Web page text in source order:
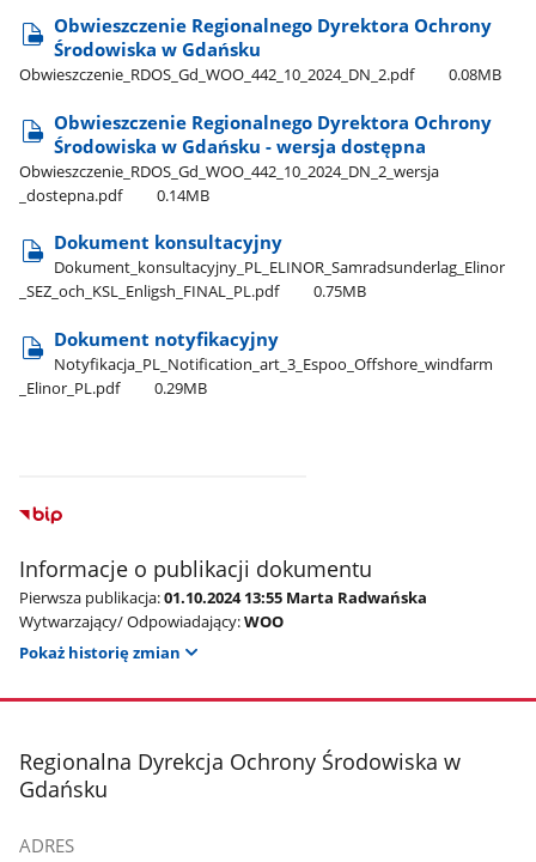
Obwieszczenie Regionalnego Dyrektora Ochrony
Środowiska w Gdańsku
Obwieszczenie​_RDOS​_Gd​_WOO​_442​_10​_2024​_DN​_2.pdf 0.08MB
Obwieszczenie Regionalnego Dyrektora Ochrony
Środowiska w Gdańsku - wersja dostępna
Obwieszczenie​_RDOS​_Gd​_WOO​_442​_10​_2024​_DN​_2​_wersja​
_dostepna.pdf
0.14MB
Dokument konsultacyjny
Dokument​_konsultacyjny​_PL​_ELINOR​_Samradsunderlag​_Elinor​
_SEZ​_och​_KSL​_Enligsh​_FINAL​_PL.pdf
0.75MB
Dokument notyfikacyjny
Notyfikacja​_PL​_Notification​_art​_3​_Espoo​_Offshore​_windfarm​
_Elinor​_PL.pdf
0.29MB
Informacje o publikacji dokumentu
Pierwsza publikacja:01.10.2024 13:55 Marta Radwańska
Wytwarzający/ Odpowiadający:WOO
Pokaż historię zmian
stopka
Regionalna Dyrekcja Ochrony Środowiska w
Gdańsku
ADRES